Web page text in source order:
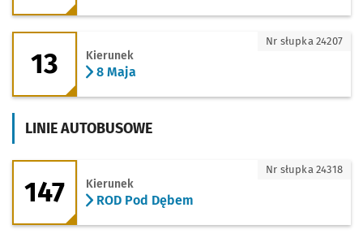
13 - kierunek 8 Maja
13 Kierunek
8 Maja
Nr słupka 24207
LINIE AUTOBUSOWE
147 - kierunek ROD Pod Dębem
147 Kierunek
ROD Pod Dębem
Nr słupka 24318